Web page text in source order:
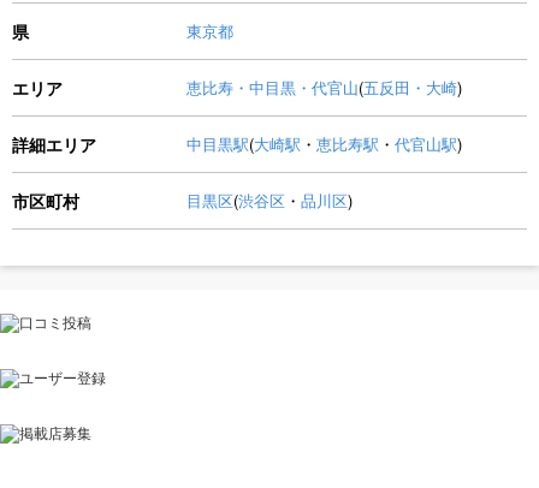
県 東京都
エリア 恵比寿・中目黒・代官山(五反田・大崎)
詳細エリア 中目黒駅(大崎駅 ・ 恵比寿駅 ・ 代官山駅)
市区町村 目黒区(渋谷区 ・ 品川区)